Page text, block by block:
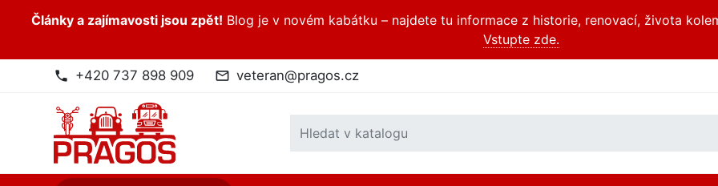
Články a zajímavosti jsou zpět! Blog je v novém kabátku – najdete tu informace z historie, renovací, života
Vstupte zde.
phone +420 737 898 909 mail_outline veteran@pragos.cz